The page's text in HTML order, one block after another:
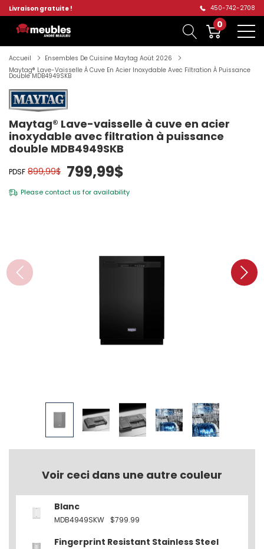
Livraison gratuite ! 450-742-2708
0
Accueil
Ensembles De Cuisine Maytag Aoüt 2026
Maytag® Lave-Vaisselle À Cuve En Acier Inoxydable Avec Filtration À Puissance
Double MDB4949SKB
Maytag® Lave-vaisselle à cuve en acier
inoxydable avec filtration à puissance
double MDB4949SKB
PDSF 899,99$ 799,99$
Please contact us for availability
Voir ceci dans une autre couleur
Blanc
MDB4949SKW $799.99
Fingerprint Resistant Stainless Steel